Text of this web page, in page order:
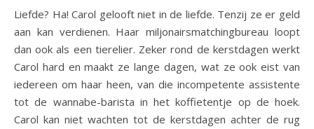
Liefde? Ha! Carol gelooft niet in de liefde. Tenzij ze er geld
aan kan verdienen. Haar miljonairsmatchingbureau loopt
dan ook als een tierelier. Zeker rond de kerstdagen werkt
Carol hard en maakt ze lange dagen, wat ze ook eist van
iedereen om haar heen, van die incompetente assistente
tot de wannabe-barista in het koffietentje op de hoek.
Carol kan niet wachten tot de kerstdagen achter de rug